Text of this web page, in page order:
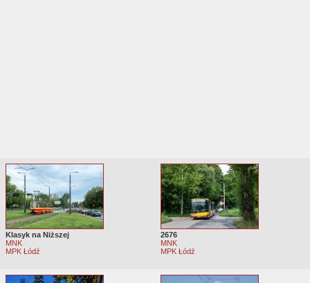
Klasyk na Niższej
MNK
MPK Łódź
2676
MNK
MPK Łódź